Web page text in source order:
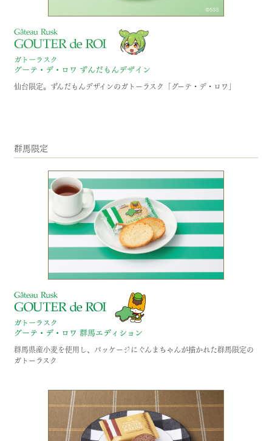
仙台限定。ずんだもんデザインのガトーラスク「グーテ・デ・ロワ」
群馬限定
群馬県産小麦を使用し、パッケージにぐんまちゃんが描かれた群馬限定の
ガトーラスク